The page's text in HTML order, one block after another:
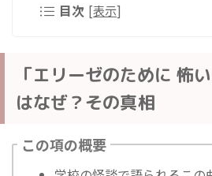
目次 [表示]
「エリーゼのために 怖
はなぜ？その真相
この項の概要